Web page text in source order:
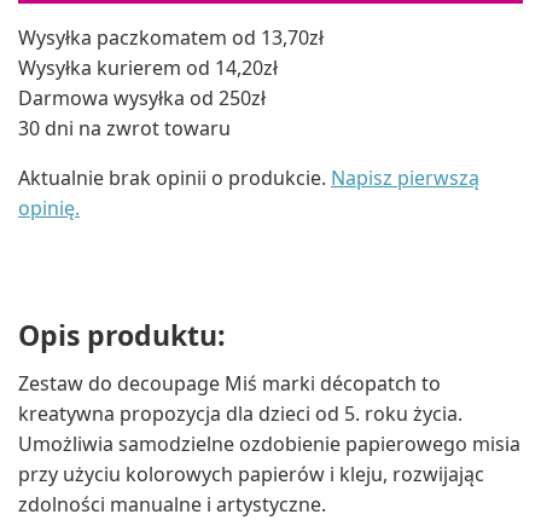
Wysyłka paczkomatem od 13,70zł
Wysyłka kurierem od 14,20zł
Darmowa wysyłka od 250zł
30 dni na zwrot towaru
Aktualnie brak opinii o produkcie. Napisz pierwszą
opinię.
Opis produktu:
Zestaw do decoupage Miś marki décopatch to
kreatywna propozycja dla dzieci od 5. roku życia.
Umożliwia samodzielne ozdobienie papierowego misia
przy użyciu kolorowych papierów i kleju, rozwijając
zdolności manualne i artystyczne.